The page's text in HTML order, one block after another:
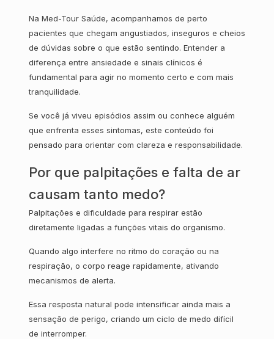
Na Med-Tour Saúde, acompanhamos de perto
pacientes que chegam angustiados, inseguros e cheios
de dúvidas sobre o que estão sentindo. Entender a
diferença entre ansiedade e sinais clínicos é
fundamental para agir no momento certo e com mais
tranquilidade.
Se você já viveu episódios assim ou conhece alguém
que enfrenta esses sintomas, este conteúdo foi
pensado para orientar com clareza e responsabilidade.
Por que palpitações e falta de ar
causam tanto medo?
Palpitações e dificuldade para respirar estão
diretamente ligadas a funções vitais do organismo.
Quando algo interfere no ritmo do coração ou na
respiração, o corpo reage rapidamente, ativando
mecanismos de alerta.
Essa resposta natural pode intensificar ainda mais a
sensação de perigo, criando um ciclo de medo difícil
de interromper.